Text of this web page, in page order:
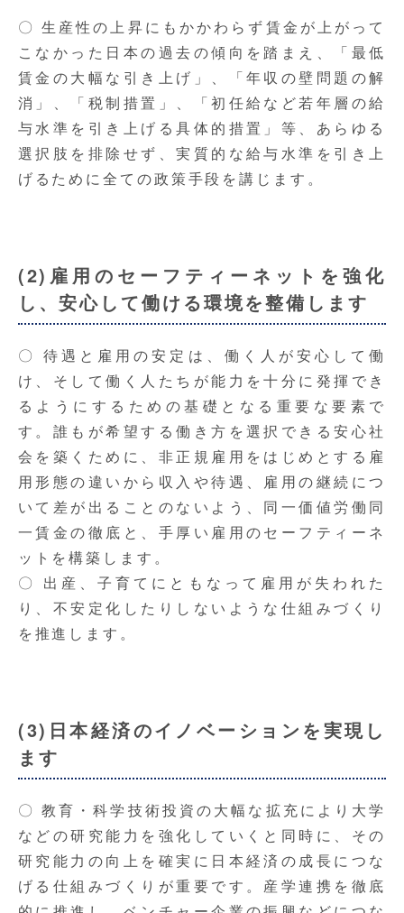
〇 生産性の上昇にもかかわらず賃金が上がって
こなかった日本の過去の傾向を踏まえ、「最低
賃金の大幅な引き上げ」、「年収の壁問題の解
消」、「税制措置」、「初任給など若年層の給
与水準を引き上げる具体的措置」等、あらゆる
選択肢を排除せず、実質的な給与水準を引き上
げるために全ての政策手段を講じます。
(2)雇用のセーフティーネットを強化
し、安心して働ける環境を整備します
〇 待遇と雇用の安定は、働く人が安心して働
け、そして働く人たちが能力を十分に発揮でき
るようにするための基礎となる重要な要素で
す。誰もが希望する働き方を選択できる安心社
会を築くために、非正規雇用をはじめとする雇
用形態の違いから収入や待遇、雇用の継続につ
いて差が出ることのないよう、同一価値労働同
一賃金の徹底と、手厚い雇用のセーフティーネ
ットを構築します。
〇 出産、子育てにともなって雇用が失われた
り、不安定化したりしないような仕組みづくり
を推進します。
(3)日本経済のイノベーションを実現し
ます
〇 教育・科学技術投資の大幅な拡充により大学
などの研究能力を強化していくと同時に、その
研究能力の向上を確実に日本経済の成長につな
げる仕組みづくりが重要です。産学連携を徹底